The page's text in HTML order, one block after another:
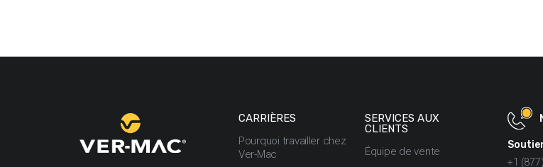
CARRIÈRES
Pourquoi travailler chez
Ver-Mac
SERVICES AUX
CLIENTS
Équipe de vente
+1